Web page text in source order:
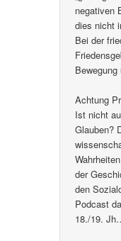
negativen
dies nicht
Bei der
Achtung
Ist nicht
Glauben?
der
den
Podcast
18./19.